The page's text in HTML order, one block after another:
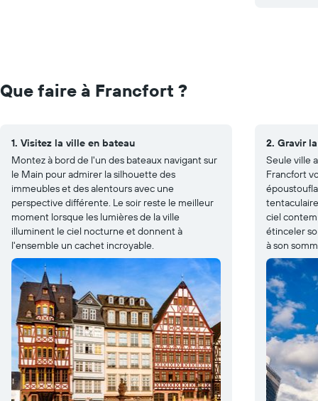
Que faire à Francfort ?
1. Visitez la ville en bateau
Montez à bord de l'un des bateaux navigant sur
le Main pour admirer la silhouette des
immeubles et des alentours avec une
perspective différente. Le soir reste le meilleur
moment lorsque les lumières de la ville
illuminent le ciel nocturne et donnent à
l'ensemble un cachet incroyable.
2. Gravir
Seule ville
Francfort
ciel
étinceler
à son